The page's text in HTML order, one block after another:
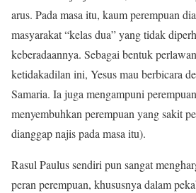
arus. Pada masa itu, kaum perempuan
masyarakat “kelas dua” yang tidak
keberadaannya. Sebagai bentuk
ketidakadilan ini, Yesus mau berbicara
Samaria. Ia juga mengampuni
menyembuhkan perempuan yang sakit
dianggap najis pada masa itu).
Rasul Paulus sendiri pun sangat
peran perempuan, khususnya dalam